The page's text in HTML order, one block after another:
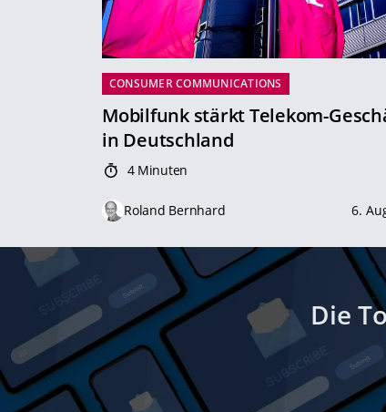
CONSUMER COMMUNICATIONS
Mobilfunk stärkt Telekom-
in Deutschland
4 Minuten
Roland Bernhard 6.
Die